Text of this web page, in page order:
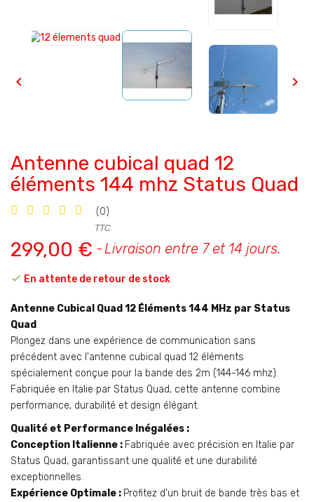
 
Antenne cubical quad 12
éléments 144 mhz Status Quad
(0)
299,00 €
TTC
Livraison entre 7 et 14 jours.
 En attente de retour de stock
Antenne Cubical Quad 12 Éléments 144 MHz par Status
Quad
Plongez dans une expérience de communication sans
précédent avec l'antenne cubical quad 12 éléments
spécialement conçue pour la bande des 2m (144-146 mhz).
Fabriquée en Italie par Status Quad, cette antenne combine
performance, durabilité et design élégant.
Qualité et Performance Inégalées :
Conception Italienne : Fabriquée avec précision en Italie par
Status Quad, garantissant une qualité et une durabilité
exceptionnelles.
Expérience Optimale : Profitez d'un bruit de bande très bas et